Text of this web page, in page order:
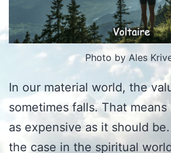
Photo by Ales
In our material world, the
sometimes falls. That means
as expensive as it should
the case in the spiritual